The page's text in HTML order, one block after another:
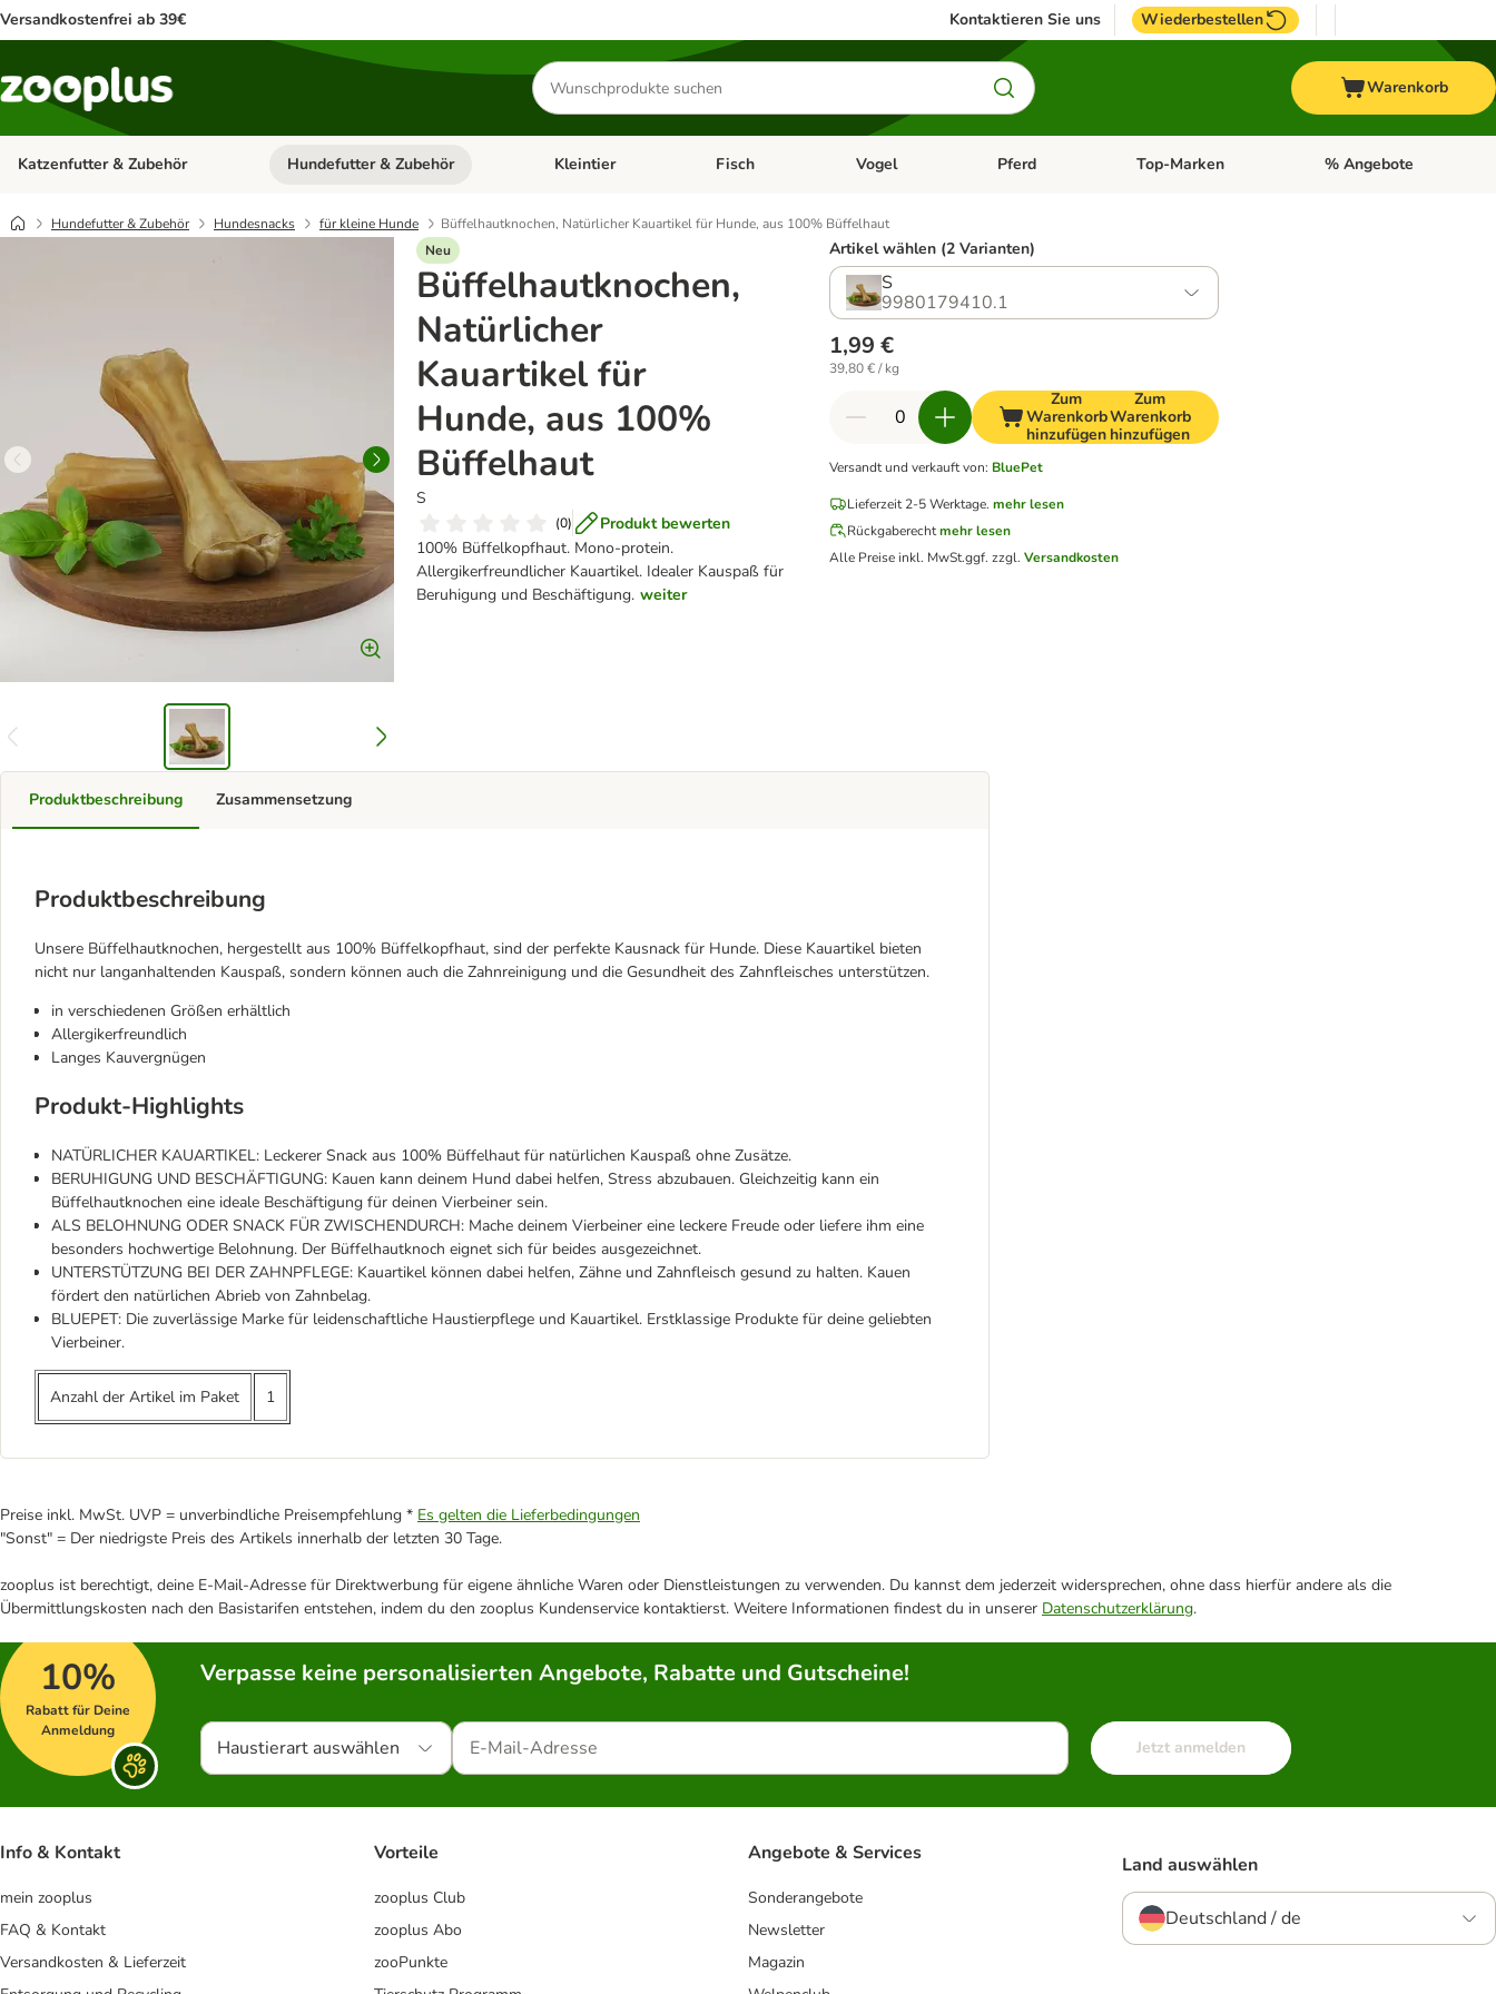
Versandkostenfrei ab 39€ Kontaktieren Sie uns Wiederbestellen
Produkte
suchen
Warenkorb
Katzenfutter & Zubehör Kategorie-Menü öffnen: Katzenfutter & Zubehör
Hundefutter & Zubehör Kategorie-Menü öffnen: Hundefutter & Zubehör
Kleintier Kategorie-Menü öffnen: Kleintier
Fisch Kategorie-Menü öffnen: Fisch
Vogel Kategorie-Menü öffnen: Vogel
Pferd Kategorie-Menü öffnen: Pferd
Top-Marken Kategorie-Menü öffnen:
% Angebote
Hundefutter & Zubehör Hundesnacks für kleine Hunde
Büffelhautknochen, Natürlicher Kauartikel für Hunde, aus 100% Büffelhaut
Neu
Büffelhautknochen,
Natürlicher
Kauartikel für
Hunde, aus 100%
Büffelhaut
S
(0)
Produkt bewerten
100% Büffelkopfhaut. Mono-protein.
Allergikerfreundlicher Kauartikel. Idealer Kauspaß für
Beruhigung und Beschäftigung. weiter
Artikel wählen (2 Varianten)
S
9980179410.1
1,99 €
39,80 € / kg
Zum
Warenkorb
hinzufügen
Zum
Warenkorb
hinzufügen
Versandt und verkauft von: BluePet
Lieferzeit 2-5 Werktage. mehr lesen
Rückgaberecht mehr lesen
Alle Preise inkl. MwSt.ggf. zzgl. Versandkosten
Produktbeschreibung
Produktbeschreibung
Unsere Büffelhautknochen, hergestellt aus 100% Büffelkopfhaut, sind der perfekte Kausnack für Hunde. Diese Kauartikel bieten
nicht nur langanhaltenden Kauspaß, sondern können auch die Zahnreinigung und die Gesundheit des Zahnfleisches unterstützen.
in verschiedenen Größen erhältlich
Allergikerfreundlich
Langes Kauvergnügen
Produkt-Highlights
NATÜRLICHER KAUARTIKEL: Leckerer Snack aus 100% Büffelhaut für natürlichen Kauspaß ohne Zusätze.
BERUHIGUNG UND BESCHÄFTIGUNG: Kauen kann deinem Hund dabei helfen, Stress abzubauen. Gleichzeitig kann ein
Büffelhautknochen eine ideale Beschäftigung für deinen Vierbeiner sein.
ALS BELOHNUNG ODER SNACK FÜR ZWISCHENDURCH: Mache deinem Vierbeiner eine leckere Freude oder liefere ihm eine
besonders hochwertige Belohnung. Der Büffelhautknoch eignet sich für beides ausgezeichnet.
UNTERSTÜTZUNG BEI DER ZAHNPFLEGE: Kauartikel können dabei helfen, Zähne und Zahnfleisch gesund zu halten. Kauen
fördert den natürlichen Abrieb von Zahnbelag.
BLUEPET: Die zuverlässige Marke für leidenschaftliche Haustierpflege und Kauartikel. Erstklassige Produkte für deine geliebten
Vierbeiner.
Anzahl der Artikel im Paket 1
Zusammensetzung
Preise inkl. MwSt. UVP = unverbindliche Preisempfehlung * Es gelten die Lieferbedingungen
"Sonst" = Der niedrigste Preis des Artikels innerhalb der letzten 30 Tage.
zooplus ist berechtigt, deine E-Mail-Adresse für Direktwerbung für eigene ähnliche Waren oder Dienstleistungen zu verwenden. Du kannst dem jederzeit widersprechen, ohne dass hierfür andere als die
Übermittlungskosten nach den Basistarifen entstehen, indem du den zooplus Kundenservice kontaktierst. Weitere Informationen findest du in unserer Datenschutzerklärung.
10%
Rabatt für Deine
Anmeldung
Verpasse keine personalisierten Angebote, Rabatte und Gutscheine!
Haustierart auswählen Jetzt anmelden
Info & Kontakt
mein zooplus
FAQ & Kontakt
Versandkosten & Lieferzeit
Vorteile
zooplus Club
zooplus Abo
zooPunkte
Angebote & Services
Sonderangebote
Newsletter
Magazin
Land auswählen
Deutschland / de